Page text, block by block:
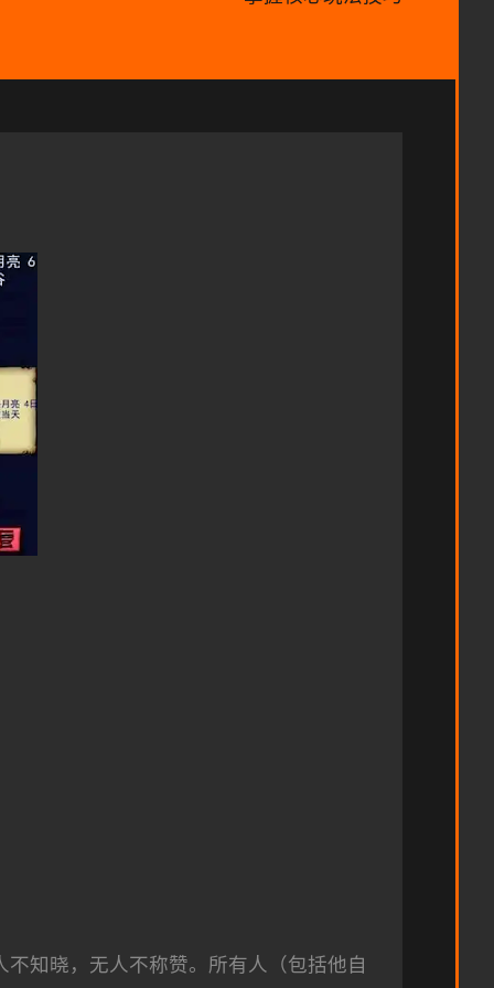
知晓，无人不称赞。所有人（包括他自